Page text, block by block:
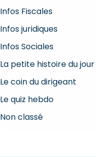
Infos Fiscales
Infos juridiques
Infos Sociales
La petite histoire du jour
Le coin du dirigeant
Le quiz hebdo
Non classé